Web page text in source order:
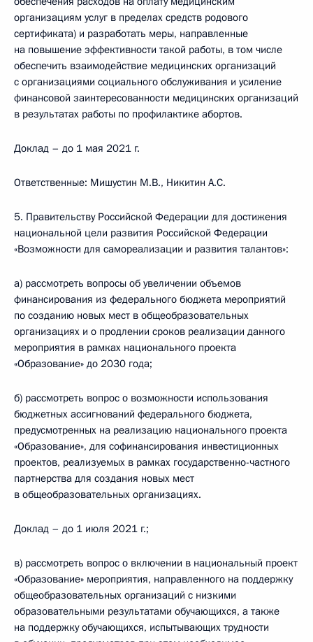
организациям услуг в пределах средств родового
сертификата) и разработать меры, направленные
на повышение эффективности такой работы, в том числе
обеспечить взаимодействие медицинских организаций
с организациями социального обслуживания и усиление
финансовой заинтересованности медицинских организаций
в результатах работы по профилактике абортов.
Доклад – до 1 мая 2021 г.
Ответственные: Мишустин М.В., Никитин А.С.
5. Правительству Российской Федерации для достижения
национальной цели развития Российской Федерации
«Возможности для самореализации и развития талантов»:
а) рассмотреть вопросы об увеличении объемов
финансирования из федерального бюджета мероприятий
по созданию новых мест в общеобразовательных
организациях и о продлении сроков реализации данного
мероприятия в рамках национального проекта
«Образование» до 2030 года;
б) рассмотреть вопрос о возможности использования
бюджетных ассигнований федерального бюджета,
предусмотренных на реализацию национального проекта
«Образование», для софинансирования инвестиционных
проектов, реализуемых в рамках государственно-частного
партнерства для создания новых мест
в общеобразовательных организациях.
Доклад – до 1 июля 2021 г.;
в) рассмотреть вопрос о включении в национальный проект
«Образование» мероприятия, направленного на поддержку
общеобразовательных организаций с низкими
образовательными результатами обучающихся, а также
на поддержку обучающихся, испытывающих трудности